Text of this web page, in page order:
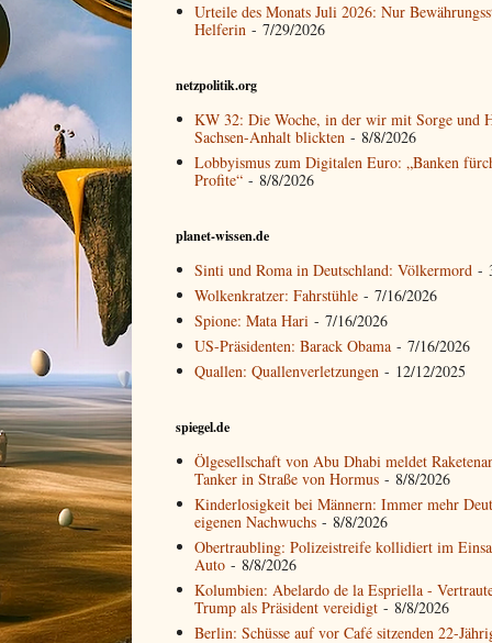
Urteile des Monats Juli 2026: Nur
Helferin - 7/29/2026
netzpolitik.org
KW 32: Die Woche, in der wir mit Sorge und
Sachsen-Anhalt blickten - 8/8/2026
Lobbyismus zum Digitalen Euro: „Banken
Profite“ - 8/8/2026
planet-wissen.de
Sinti und Roma in Deutschland: Völkermord -
Wolkenkratzer: Fahrstühle - 7/16/2026
Spione: Mata Hari - 7/16/2026
US-Präsidenten: Barack Obama - 7/16/2026
Quallen: Quallenverletzungen - 12/12/2025
spiegel.de
Ölgesellschaft von Abu Dhabi meldet
Tanker in Straße von Hormus - 8/8/2026
Kinderlosigkeit bei Männern: Immer mehr
eigenen Nachwuchs - 8/8/2026
Obertraubling: Polizeistreife kollidiert im
Auto - 8/8/2026
Kolumbien: Abelardo de la Espriella -
Trump als Präsident vereidigt - 8/8/2026
Berlin: Schüsse auf vor Café sitzenden 22-